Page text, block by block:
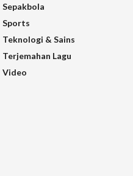
Sepakbola
Sports
Teknologi & Sains
Terjemahan Lagu
Video